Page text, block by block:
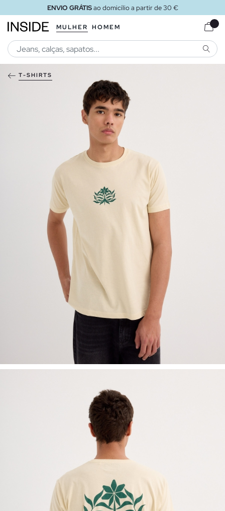
ENVIO GRÁTISao domicílio a partir de 30 €
MULHER HOMEM
T-SHIRTS